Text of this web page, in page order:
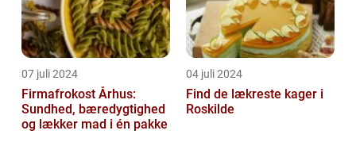
07 juli 2024
Firmafrokost Århus:
Sundhed, bæredygtighed
og lækker mad i én pakke
04 juli 2024
Find de lækreste kager i
Roskilde